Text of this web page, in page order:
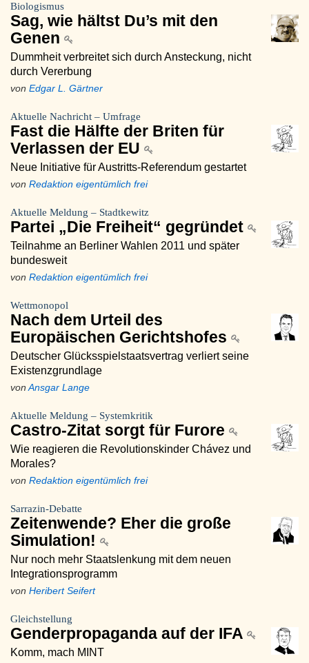
Biologismus
Sag, wie hältst Du’s mit den
Genen
Dummheit verbreitet sich durch Ansteckung, nicht
durch Vererbung
von Edgar L. Gärtner
Aktuelle Nachricht – Umfrage
Fast die Hälfte der Briten für
Verlassen der EU
Neue Initiative für Austritts-Referendum gestartet
von Redaktion eigentümlich frei
Aktuelle Meldung – Stadtkewitz
Partei „Die Freiheit“ gegründet
Teilnahme an Berliner Wahlen 2011 und später
bundesweit
von Redaktion eigentümlich frei
Wettmonopol
Nach dem Urteil des
Europäischen Gerichtshofes
Deutscher Glücksspielstaatsvertrag verliert seine
Existenzgrundlage
von Ansgar Lange
Aktuelle Meldung – Systemkritik
Castro-Zitat sorgt für Furore
Wie reagieren die Revolutionskinder Chávez und
Morales?
von Redaktion eigentümlich frei
Sarrazin-Debatte
Zeitenwende? Eher die große
Simulation!
Nur noch mehr Staatslenkung mit dem neuen
Integrationsprogramm
von Heribert Seifert
Gleichstellung
Genderpropaganda auf der IFA
Komm, mach MINT